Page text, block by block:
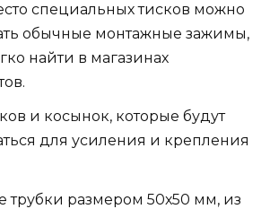
специальных тисков можно
обычные монтажные зажимы,
найти в магазинах
и косынок, которые будут
для усиления и крепления
трубки размером 50х50 мм, из